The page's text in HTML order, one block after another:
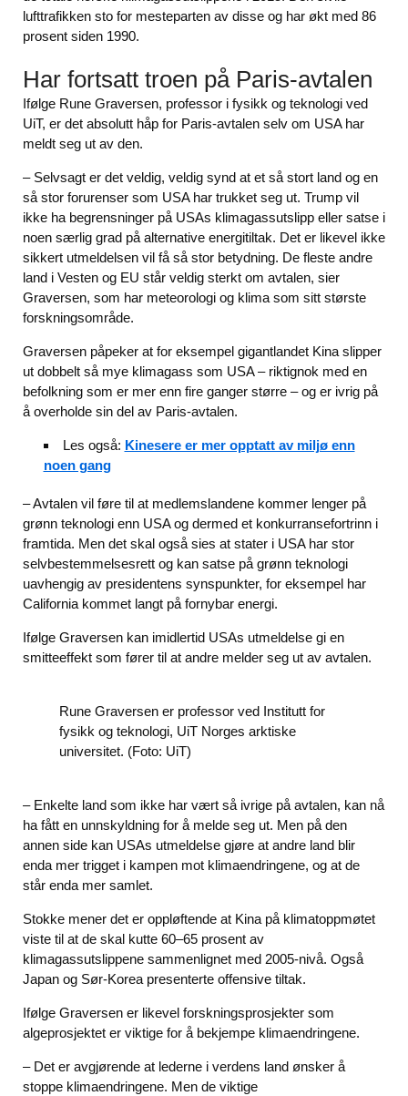
lufttrafikken sto for mesteparten av disse og har økt med 86
prosent siden 1990.
Har fortsatt troen på Paris-avtalen
Ifølge Rune Graversen, professor i fysikk og teknologi ved
UiT, er det absolutt håp for Paris-avtalen selv om USA har
meldt seg ut av den.
– Selvsagt er det veldig, veldig synd at et så stort land og en
så stor forurenser som USA har trukket seg ut. Trump vil
ikke ha begrensninger på USAs klimagassutslipp eller satse i
noen særlig grad på alternative energitiltak. Det er likevel ikke
sikkert utmeldelsen vil få så stor betydning. De fleste andre
land i Vesten og EU står veldig sterkt om avtalen, sier
Graversen, som har meteorologi og klima som sitt største
forskningsområde.
Graversen påpeker at for eksempel gigantlandet Kina slipper
ut dobbelt så mye klimagass som USA – riktignok med en
befolkning som er mer enn fire ganger større – og er ivrig på
å overholde sin del av Paris-avtalen.
Les også: Kinesere er mer opptatt av miljø enn
noen gang
– Avtalen vil føre til at medlemslandene kommer lenger på
grønn teknologi enn USA og dermed et konkurransefortrinn i
framtida. Men det skal også sies at stater i USA har stor
selvbestemmelsesrett og kan satse på grønn teknologi
uavhengig av presidentens synspunkter, for eksempel har
California kommet langt på fornybar energi.
Ifølge Graversen kan imidlertid USAs utmeldelse gi en
smitteeffekt som fører til at andre melder seg ut av avtalen.
Rune Graversen er professor ved Institutt for
fysikk og teknologi, UiT Norges arktiske
universitet. (Foto: UiT)
– Enkelte land som ikke har vært så ivrige på avtalen, kan nå
ha fått en unnskyldning for å melde seg ut. Men på den
annen side kan USAs utmeldelse gjøre at andre land blir
enda mer trigget i kampen mot klimaendringene, og at de
står enda mer samlet.
Stokke mener det er oppløftende at Kina på klimatoppmøtet
viste til at de skal kutte 60–65 prosent av
klimagassutslippene sammenlignet med 2005-nivå. Også
Japan og Sør-Korea presenterte offensive tiltak.
Ifølge Graversen er likevel forskningsprosjekter som
algeprosjektet er viktige for å bekjempe klimaendringene.
– Det er avgjørende at lederne i verdens land ønsker å
stoppe klimaendringene. Men de viktige